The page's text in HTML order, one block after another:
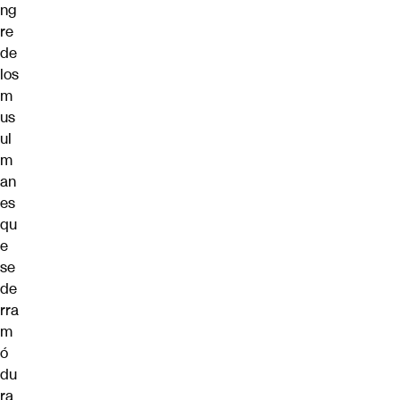
ng
re
de
los
m
us
ul
m
an
es
qu
e
se
de
rra
m
ó
du
ra